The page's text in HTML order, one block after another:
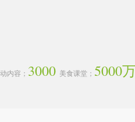
内容； 3000 美食课堂； 5000